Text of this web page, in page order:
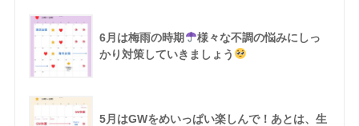
6月は梅雨の時期
様々な不調の悩みにしっ
かり対策していきましょう
5月はGWをめいっぱい楽しんで！あとは、生